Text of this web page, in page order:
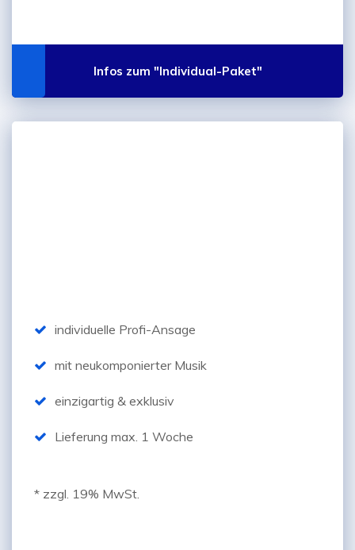
Infos zum "Individual-Paket"
individuelle Profi-Ansage
mit neukomponierter Musik
einzigartig & exklusiv
Lieferung max. 1 Woche
* zzgl. 19% MwSt.